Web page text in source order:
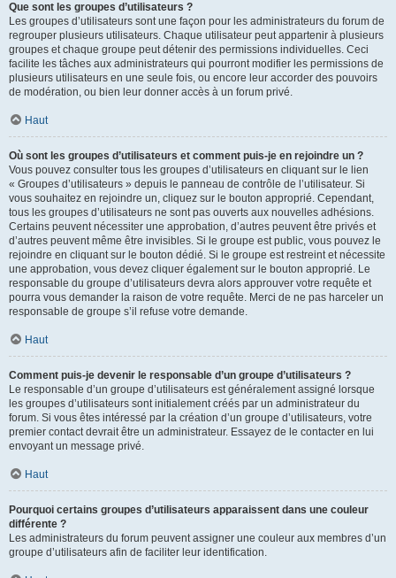
Que sont les groupes d’utilisateurs ?
Les groupes d’utilisateurs sont une façon pour les administrateurs du forum de
regrouper plusieurs utilisateurs. Chaque utilisateur peut appartenir à plusieurs
groupes et chaque groupe peut détenir des permissions individuelles. Ceci
facilite les tâches aux administrateurs qui pourront modifier les permissions de
plusieurs utilisateurs en une seule fois, ou encore leur accorder des pouvoirs
de modération, ou bien leur donner accès à un forum privé.
Haut
Où sont les groupes d’utilisateurs et comment puis-je en rejoindre un ?
Vous pouvez consulter tous les groupes d’utilisateurs en cliquant sur le lien
« Groupes d’utilisateurs » depuis le panneau de contrôle de l’utilisateur. Si
vous souhaitez en rejoindre un, cliquez sur le bouton approprié. Cependant,
tous les groupes d’utilisateurs ne sont pas ouverts aux nouvelles adhésions.
Certains peuvent nécessiter une approbation, d’autres peuvent être privés et
d’autres peuvent même être invisibles. Si le groupe est public, vous pouvez le
rejoindre en cliquant sur le bouton dédié. Si le groupe est restreint et nécessite
une approbation, vous devez cliquer également sur le bouton approprié. Le
responsable du groupe d’utilisateurs devra alors approuver votre requête et
pourra vous demander la raison de votre requête. Merci de ne pas harceler un
responsable de groupe s’il refuse votre demande.
Haut
Comment puis-je devenir le responsable d’un groupe d’utilisateurs ?
Le responsable d’un groupe d’utilisateurs est généralement assigné lorsque
les groupes d’utilisateurs sont initialement créés par un administrateur du
forum. Si vous êtes intéressé par la création d’un groupe d’utilisateurs, votre
premier contact devrait être un administrateur. Essayez de le contacter en lui
envoyant un message privé.
Haut
Pourquoi certains groupes d’utilisateurs apparaissent dans une couleur
différente ?
Les administrateurs du forum peuvent assigner une couleur aux membres d’un
groupe d’utilisateurs afin de faciliter leur identification.